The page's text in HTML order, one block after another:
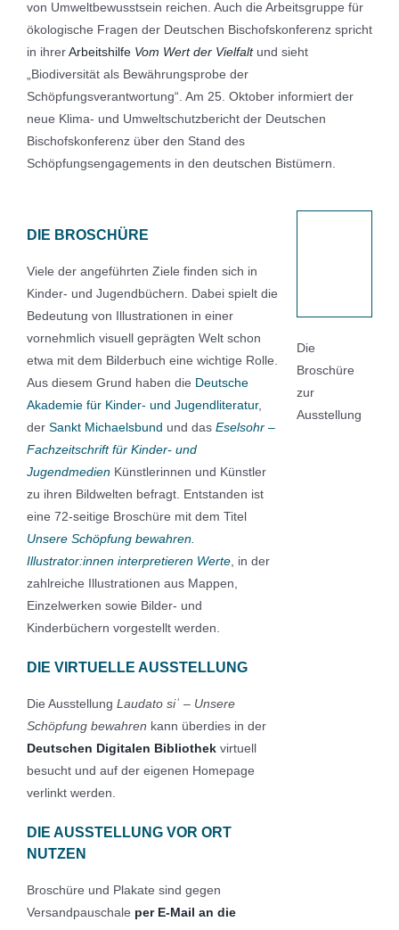
von Umweltbewusstsein reichen. Auch die Arbeitsgruppe für
ökologische Fragen der Deutschen Bischofskonferenz spricht
in ihrerArbeitshilfe Vom Wert der Vielfaltund sieht
„Biodiversität als Bewährungsprobe der
Schöpfungsverantwortung“. Am 25. Oktober informiert der
neue Klima- und Umweltschutzbericht der Deutschen
Bischofskonferenz über den Stand des
Schöpfungsengagements in den deutschen Bistümern.
DIE BROSCHÜRE
Viele der angeführten Ziele finden sich in
Kinder- und Jugendbüchern. Dabei spielt die
Bedeutung von Illustrationen in einer
vornehmlich visuell geprägten Welt schon
etwa mit dem Bilderbuch eine wichtige Rolle.
Aus diesem Grund haben die Deutsche
Akademie für Kinder- und Jugendliteratur,
der Sankt Michaelsbund und das Eselsohr –
Fachzeitschrift für Kinder- und
Jugendmedien Künstlerinnen und Künstler
zu ihren Bildwelten befragt. Entstanden ist
eine 72-seitige Broschüre mit dem Titel
Unsere Schöpfung bewahren.
Illustrator:innen interpretieren Werte , in der
zahlreiche Illustrationen aus Mappen,
Einzelwerken sowie Bilder- und
Kinderbüchern vorgestellt werden.
DIE VIRTUELLE AUSSTELLUNG
Die Ausstellung Laudato siʾ – Unsere
Schöpfung bewahren kann überdies in der
Deutschen Digitalen Bibliothek virtuell
besucht und auf der eigenen Homepage
verlinkt werden.
DIE AUSSTELLUNG VOR ORT
NUTZEN
Broschüre und Plakate sind gegen
Versandpauschale per E-Mail an die
Die
Broschüre
zur
Ausstellung